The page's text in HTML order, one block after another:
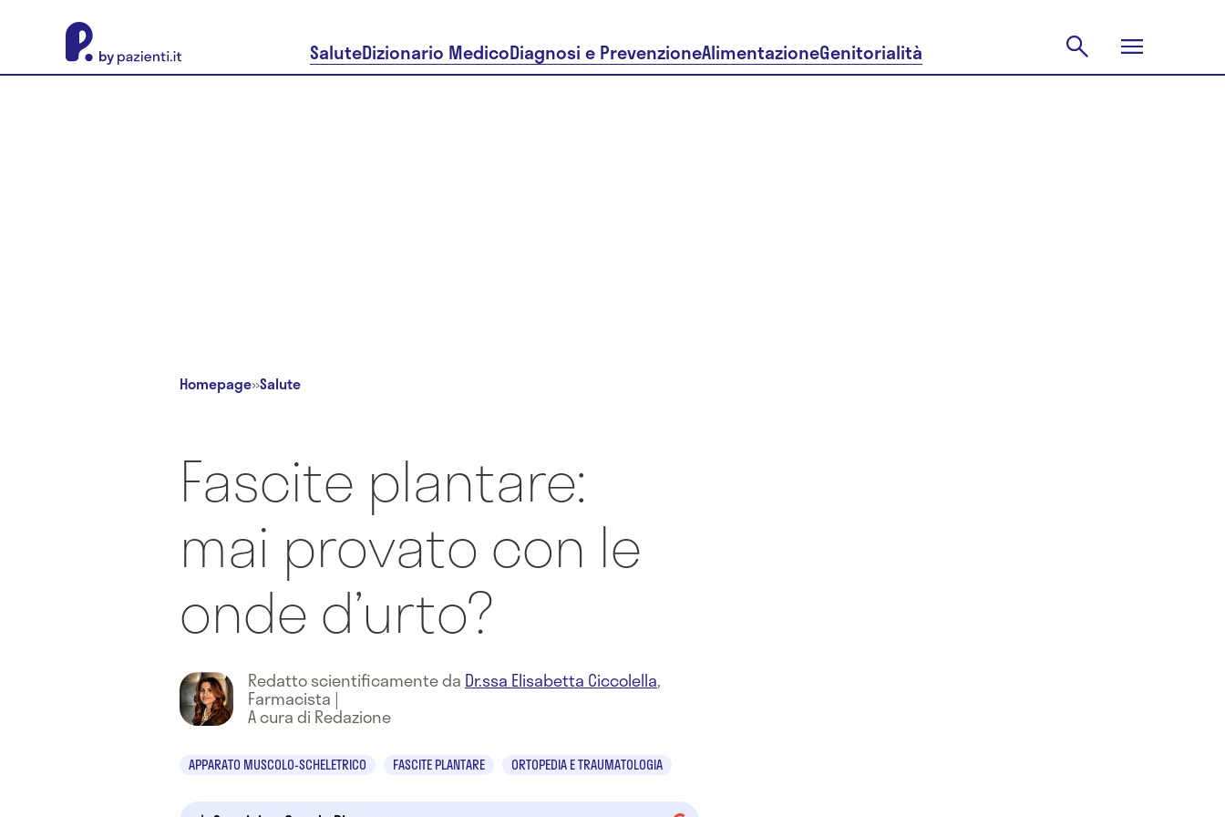
SaluteDizionario MedicoDiagnosi e PrevenzioneAlimentazioneGenitorialità
Homepage»Salute
Fascite plantare:
mai provato con le
onde d’urto?
Redatto scientificamente da Dr.ssa Elisabetta Ciccolella,
Farmacista |
A cura di Redazione
APPARATO MUSCOLO-SCHELETRICO FASCITE PLANTARE ORTOPEDIA E TRAUMATOLOGIA